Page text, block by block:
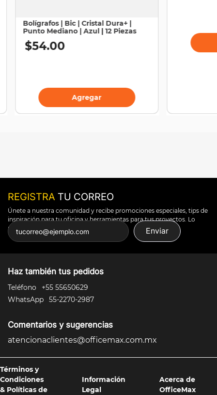
Bolígrafos | Bic | Cristal Dura+ |
Punto Mediano | Azul | 12 Piezas
$54.00
Agregar
REGISTRA TU CORREO
Únete a nuestra comunidad y recibe promociones especiales, tips de
inspiración para tu oficina y herramientas para tus proyectos. Lo
puedes todo.
Enviar
Haz también tus pedidos
Teléfono
+55 55650629
WhatsApp
55-2270-2987
Comentarios y sugerencias
atencionaclientes@officemax.com.mx
Términos y
Condiciones
& Políticas de
Información
Legal
Acerca de
OfficeMax